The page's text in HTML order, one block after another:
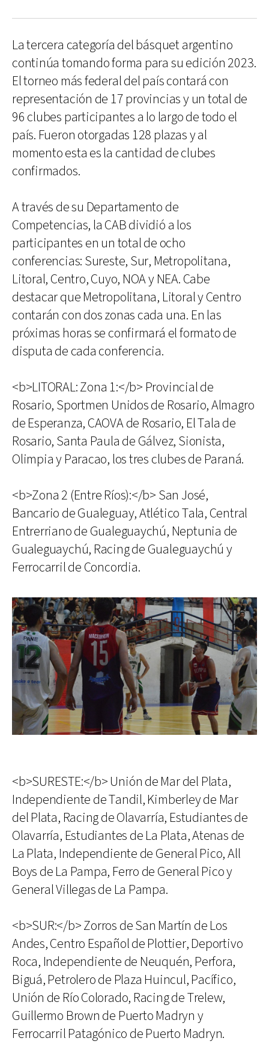
La tercera categoría del básquet argentino
continúa tomando forma para su edición 2023.
El torneo más federal del país contará con
representación de 17 provincias y un total de
96 clubes participantes a lo largo de todo el
país. Fueron otorgadas 128 plazas y al
momento esta es la cantidad de clubes
confirmados.
A través de su Departamento de
Competencias, la CAB dividió a los
participantes en un total de ocho
conferencias: Sureste, Sur, Metropolitana,
Litoral, Centro, Cuyo, NOA y NEA. Cabe
destacar que Metropolitana, Litoral y Centro
contarán con dos zonas cada una. En las
próximas horas se confirmará el formato de
disputa de cada conferencia.
<b>LITORAL: Zona 1:</b> Provincial de
Rosario, Sportmen Unidos de Rosario, Almagro
de Esperanza, CAOVA de Rosario, El Tala de
Rosario, Santa Paula de Gálvez, Sionista,
Olimpia y Paracao, los tres clubes de Paraná.
<b>Zona 2 (Entre Ríos):</b> San José,
Bancario de Gualeguay, Atlético Tala, Central
Entrerriano de Gualeguaychú, Neptunia de
Gualeguaychú, Racing de Gualeguaychú y
Ferrocarril de Concordia.
<b>SURESTE:</b> Unión de Mar del Plata,
Independiente de Tandil, Kimberley de Mar
del Plata, Racing de Olavarría, Estudiantes de
Olavarría, Estudiantes de La Plata, Atenas de
La Plata, Independiente de General Pico, All
Boys de La Pampa, Ferro de General Pico y
General Villegas de La Pampa.
<b>SUR:</b> Zorros de San Martín de Los
Andes, Centro Español de Plottier, Deportivo
Roca, Independiente de Neuquén, Perfora,
Biguá, Petrolero de Plaza Huincul, Pacífico,
Unión de Río Colorado, Racing de Trelew,
Guillermo Brown de Puerto Madryn y
Ferrocarril Patagónico de Puerto Madryn.